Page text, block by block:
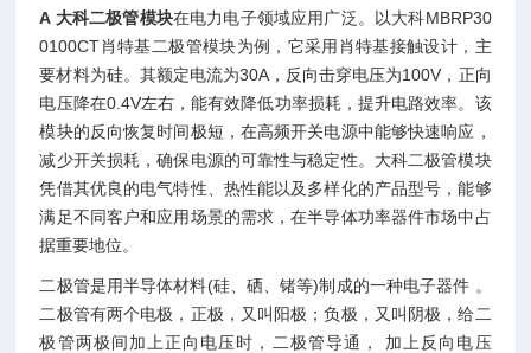
A 大科二极管模块在电力电子领域应用广泛。以大科MBRP30
0100CT肖特基二极管模块为例，它采用肖特基接触设计，主
要材料为硅。其额定电流为30A，反向击穿电压为100V，正向
电压降在0.4V左右，能有效降低功率损耗，提升电路效率。该
模块的反向恢复时间极短，在高频开关电源中能够快速响应，
减少开关损耗，确保电源的可靠性与稳定性。大科二极管模块
凭借其优良的电气特性、热性能以及多样化的产品型号，能够
满足不同客户和应用场景的需求，在半导体功率器件市场中占
据重要地位。
二极管是用半导体材料(硅、硒、锗等)制成的一种电子器件 。
二极管有两个电极，正极，又叫阳极；负极，又叫阴极，给二
极管两极间加上正向电压时，二极管导通， 加上反向电压